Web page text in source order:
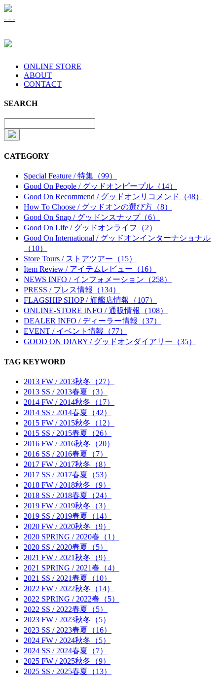
- - -
ONLINE STORE
ABOUT
CONTACT
SEARCH
CATEGORY
Special Feature / 特集（99）
Good On People / グッドオンピープル（14）
Good On Recommend / グッドオンリコメンド（48）
How To Choose / グッドオンの選び方（8）
Good On Snap / グッドンスナップ（6）
Good On Life / グッドオンライフ（2）
Good On International / グッドオンインターナショナル
（10）
Store Tours / ストアツアー（15）
Item Review / アイテムレビュー（16）
NEWS INFO / インフォメーション（258）
PRESS / プレス情報（134）
FLAGSHIP SHOP / 旗艦店情報（107）
ONLINE-STORE INFO / 通販情報（108）
DEALER INFO / ディーラー情報（37）
EVENT / イベント情報（77）
GOOD ON DIARY / グッドオンダイアリー（35）
TAG KEYWORD
2013 FW / 2013秋冬（27）
2013 SS / 2013春夏（3）
2014 FW / 2014秋冬（17）
2014 SS / 2014春夏（42）
2015 FW / 2015秋冬（12）
2015 SS / 2015春夏（26）
2016 FW / 2016秋冬（20）
2016 SS / 2016春夏（7）
2017 FW / 2017秋冬（8）
2017 SS / 2017春夏（53）
2018 FW / 2018秋冬（9）
2018 SS / 2018春夏（24）
2019 FW / 2019秋冬（3）
2019 SS / 2019春夏（14）
2020 FW / 2020秋冬（9）
2020 SPRING / 2020春（1）
2020 SS / 2020春夏（5）
2021 FW / 2021秋冬（9）
2021 SPRING / 2021春（4）
2021 SS / 2021春夏（10）
2022 FW / 2022秋冬（14）
2022 SPRING / 2022春（5）
2022 SS / 2022春夏（5）
2023 FW / 2023秋冬（5）
2023 SS / 2023春夏（16）
2024 FW / 2024秋冬（5）
2024 SS / 2024春夏（7）
2025 FW / 2025秋冬（9）
2025 SS / 2025春夏（13）